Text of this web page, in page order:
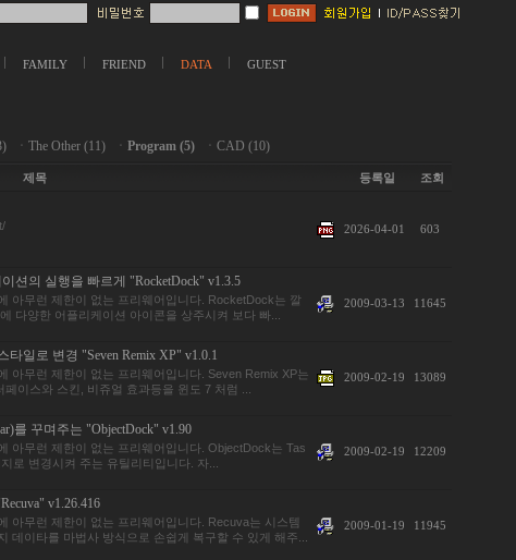
FAMILY FRIEND DATA GUEST
ㆍ The Other (11) ㆍ Program (5) ㆍ CAD (10)
제목 등록일 조회
2026-04-01 603
션의 실행을 빠르게 "RocketDock" v1.3.5
아무런 제한이 없는 프리웨어입니다. RocketDock는 깔
다양한 어플리케이션 아이콘을 상주시켜 보다 빠...
2009-03-13 11645
타일로 변경 "Seven Remix XP" v1.0.1
아무런 제한이 없는 프리웨어입니다. Seven Remix XP는
페이스와 스킨, 비쥬얼 효과등을 윈도 7 처럼 ...
2009-02-19 13089
를 꾸며주는 "ObjectDock" v1.90
아무런 제한이 없는 프리웨어입니다. ObjectDock는 Tas
로 변경시켜 주는 유틸리티입니다. 자...
2009-02-19 12209
v1.26.416
아무런 제한이 없는 프리웨어입니다. Recuva는 시스템
데이타를 마법사 방식으로 손쉽게 복구할 수 있게 해주...
2009-01-19 11945